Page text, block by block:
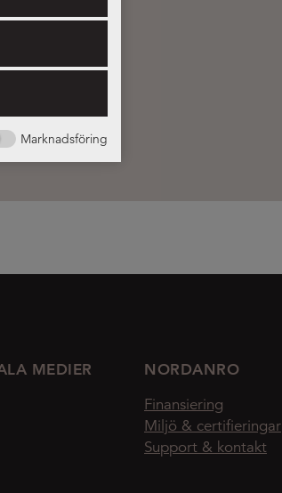
Marknadsföring
MEDIER NORDANRO
Finansiering
Miljö & certifieringar
Support & kontakt